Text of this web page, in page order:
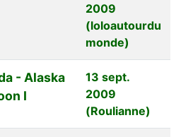
2009
(loloautourdu
monde)
- Alaska
I
13 sept.
2009
(Roulianne)